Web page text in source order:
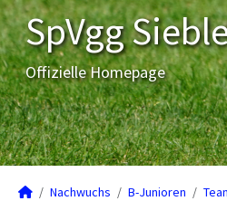
SpVgg
Offizielle Homepage
Nachwuchs B-Junioren